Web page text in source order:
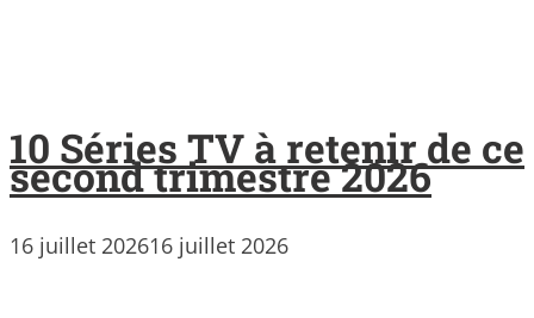
10 Séries TV à retenir de ce
second trimestre 2026
16 juillet 202616 juillet 2026